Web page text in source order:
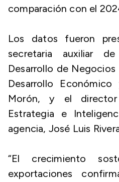
comparación con el
Los datos fueron
secretaria auxiliar
Desarrollo de
Desarrollo
Morón, y el
Estrategia e
agencia, José Luis
“El crecimiento
exportaciones